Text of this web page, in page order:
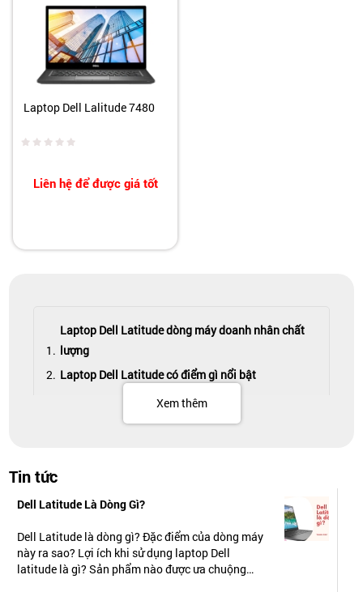
Laptop Dell Lalitude 7480
Liên hệ để được giá tốt
Laptop Dell Latitude dòng máy doanh nhân chất
lượng
Laptop Dell Latitude có điểm gì nổi bật
Thiết kế đơn giản, tinh tế
Thiết kế màn hình laptop Dell Latitude sang
Cấu hình máy dell latitude mạnh mẽ, ổn định
Tốc độ xử lý nhanh chóng
Xem thêm
Tin tức
Dell Latitude Là Dòng Gì?
Dell Latitude là dòng gì? Đặc điểm của dòng máy
này ra sao? Lợi ích khi sử dụng laptop Dell
latitude là gì? Sản phẩm nào được ưa chuộng